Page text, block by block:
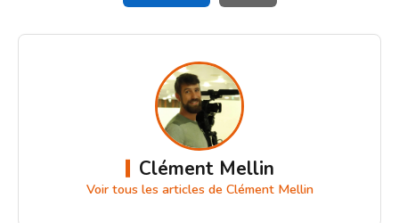
Clément Mellin
Voir tous les articles de Clément Mellin